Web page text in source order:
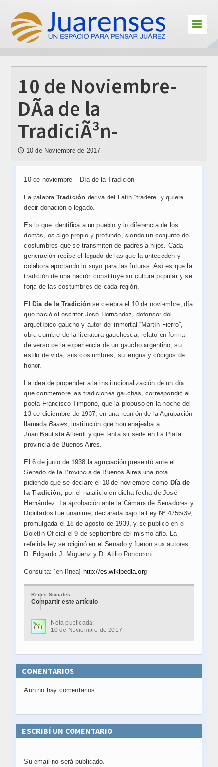
Cultura
Deportes
En primera persona
Personajes
Juarenses en el exterior
Educación
Contacto
☰
10 de Noviembre-
DÃ­a de la
TradiciÃ³n-
🕔 10 de Noviembre de 2017
10 de noviembre – Día de la Tradición
La palabra Tradición deriva del Latín “tradere” y quiere
decir donación o legado.
Es lo que identifica a un pueblo y lo diferencia de los
demás, es algo propio y profundo, siendo un conjunto de
costumbres que se transmiten de padres a hijos. Cada
generación recibe el legado de las que la anteceden y
colabora aportando lo suyo para las futuras. Así es que la
tradición de una nación constituye su cultura popular y se
forja de las costumbres de cada región.
El Día de la Tradiciónse celebra el 10 de noviembre, día
que nació el escritor José Hernández, defensor del
arquetípico gaucho y autor del inmortal “Martín Fierro”,
obra cumbre de la literatura gauchesca, relato en forma
de verso de la experiencia de un gaucho argentino, su
estilo de vida, sus costumbres, su lengua y códigos de
honor.
La idea de propender a la institucionalización de un día
que conmemore las tradiciones gauchas, correspondió al
poeta Francisco Timpone, que la propuso en la noche del
13 de diciembre de 1937, en una reunión de la Agrupación
llamada Bases, institución que homenajeaba a
Juan Bautista Alberdi y que tenía su sede en La Plata,
provincia de Buenos Aires.
El 6 de junio de 1938 la agrupación presentó ante el
Senado de la Provincia de Buenos Aires una nota
pidiendo que se declare el 10 de noviembre como Día de
la Tradición, por el natalicio en dicha fecha de José
Hernández. La aprobación ante la Cámara de Senadores y
Diputados fue unánime, declarada bajo la Ley Nº 4756/39,
promulgada el 18 de agosto de 1939, y se publicó en el
Boletín Oficial el 9 de septiembre del mismo año. La
referida ley se originó en el Senado y fueron sus autores
D. Edgardo J. Míguenz y D. Atilio Roncoroni.
Consulta: [en línea] http://es.wikipedia.org
Redes Sociales
Compartir este artículo
Nota publicada:
10 de Noviembre de 2017
COMENTARIOS
Aún no hay comentarios
ESCRIBÍ UN COMENTARIO
Su email no será publicado.